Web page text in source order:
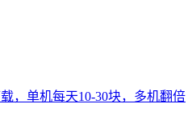
，单机每天10-30块，多机翻倍